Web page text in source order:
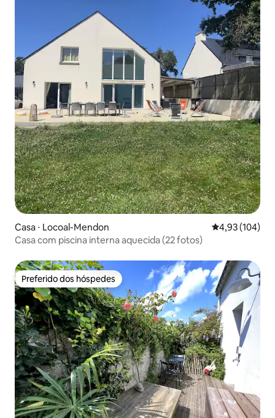
Casa ⋅ Locoal-Mendon 4,93 de uma
4,93 (104)
Casa com piscina interna aquecida (22 fotos)
Preferido dos hóspedes
Preferido dos hóspedes